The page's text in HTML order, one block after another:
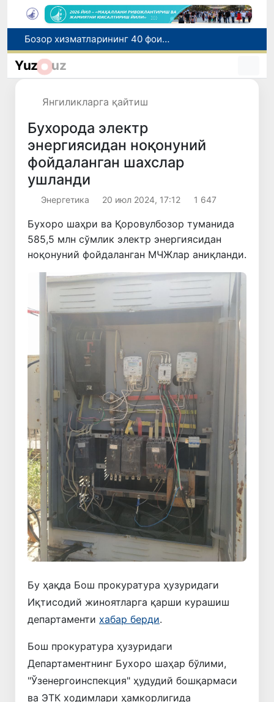
“Мен таниган Ўзбекистон!”
Адолат, холислик, ростлик ва ҳалоллик муҳитини яратишга қаратилган янги қонун тафсилоти
Yuz uz
Янгиликларга қайтиш
Бухорода электр
энергиясидан ноқонуний
фойдаланган шахслар
ушланди
Энергетика 20 июл 2024, 17:12 1 647
Бухоро шаҳри ва Қоровулбозор туманида
585,5 млн сўмлик электр энергиясидан
ноқонуний фойдаланган МЧЖлар аниқланди.
Бу ҳақда Бош прокуратура ҳузуридаги
Иқтисодий жиноятларга қарши курашиш
департаменти хабар берди.
Бош прокуратура ҳузуридаги
Департаментнинг Бухоро шаҳар бўлими,
"Ўзенергоинспекция" ҳудудий бошқармаси
ва ЭТК ходимлари ҳамкорлигида